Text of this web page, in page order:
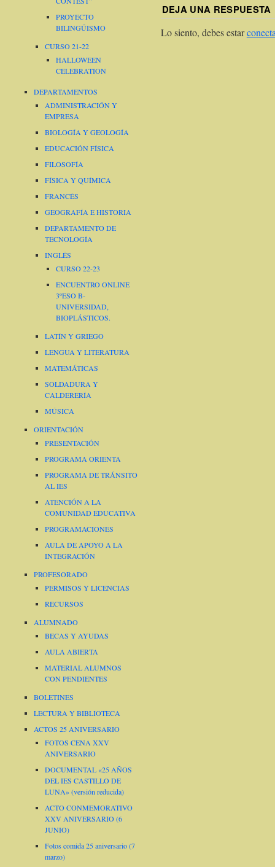
DEJA UNA RESPUESTA
Lo siento, debes estar
PROYECTO
BILINGÜISMO
CURSO 21-22
HALLOWEEN
CELEBRATION
DEPARTAMENTOS
ADMINISTRACIÓN Y
EMPRESA
BIOLOGÍA Y GEOLOGÍA
EDUCACIÓN FÍSICA
FILOSOFÍA
FÍSICA Y QUÍMICA
FRANCÉS
GEOGRAFÍA E HISTORIA
DEPARTAMENTO DE
TECNOLOGÍA
INGLÉS
CURSO 22-23
ENCUENTRO ONLINE
3ºESO B-
UNIVERSIDAD,
BIOPLÁSTICOS.
LATÍN Y GRIEGO
LENGUA Y LITERATURA
MATEMÁTICAS
SOLDADURA Y
CALDERERÍA
MÚSICA
ORIENTACIÓN
PRESENTACIÓN
PROGRAMA ORIENTA
PROGRAMA DE TRÁNSITO
AL IES
ATENCIÓN A LA
COMUNIDAD EDUCATIVA
PROGRAMACIONES
AULA DE APOYO A LA
INTEGRACIÓN
PROFESORADO
PERMISOS Y LICENCIAS
RECURSOS
ALUMNADO
BECAS Y AYUDAS
AULA ABIERTA
MATERIAL ALUMNOS
CON PENDIENTES
BOLETINES
LECTURA Y BIBLIOTECA
ACTOS 25 ANIVERSARIO
FOTOS CENA XXV
ANIVERSARIO
DOCUMENTAL «25 AÑOS
DEL IES CASTILLO DE
LUNA» (versión reducida)
ACTO CONMEMORATIVO
XXV ANIVERSARIO (6
JUNIO)
Fotos comida 25 aniversario (7
marzo)